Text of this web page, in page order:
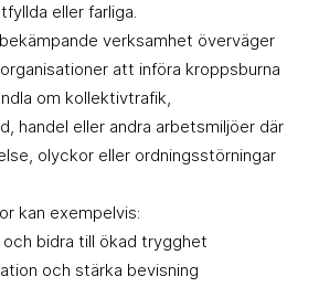
eller farliga.
verksamhet överväger
att införa kroppsburna
om kollektivtrafik,
handel eller andra arbetsmiljöer där
olyckor eller ordningsstörningar
kan exempelvis:
bidra till ökad trygghet
och stärka bevisning